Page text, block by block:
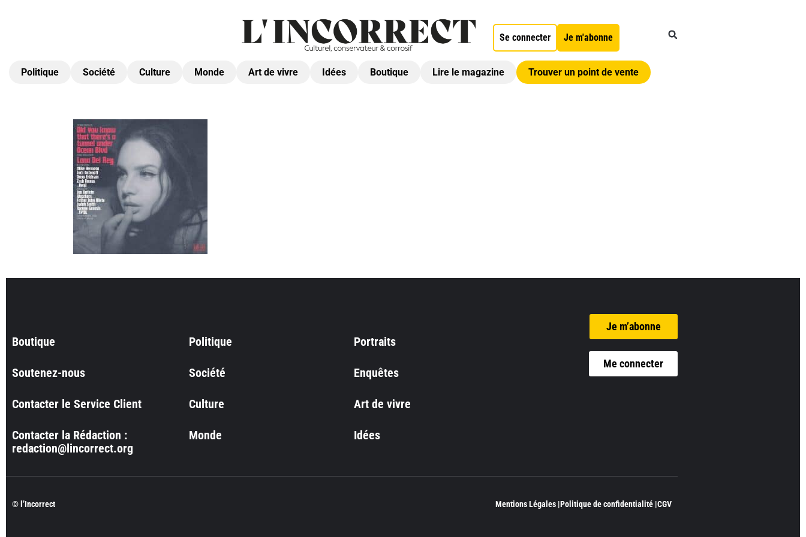
Se connecter Je m'abonne
Politique Société Culture Monde Art de vivre Idées Boutique Lire le magazine Trouver un point de vente
Boutique
Soutenez-nous
Contacter le Service Client
Contacter la Rédaction :
redaction@lincorrect.org
Politique
Société
Culture
Monde
Portraits
Enquêtes
Art de vivre
Idées
Je m’abonne
Me connecter
© l’Incorrect Mentions Légales |Politique de confidentialité |CGV